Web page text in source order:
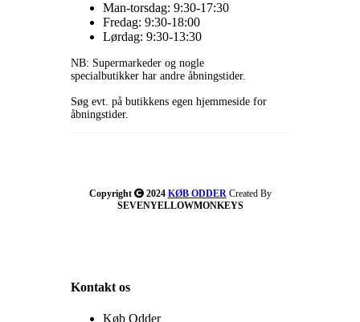
Man-torsdag: 9:30-17:30
Fredag: 9:30-18:00
Lørdag: 9:30-13:30
NB: Supermarkeder og nogle
specialbutikker har andre åbningstider.
Søg evt. på butikkens egen hjemmeside for
åbningstider.
Copyright 2024 KØB ODDERCreated By
SEVENYELLOWMONKEYS
Kontakt os
Køb Odder